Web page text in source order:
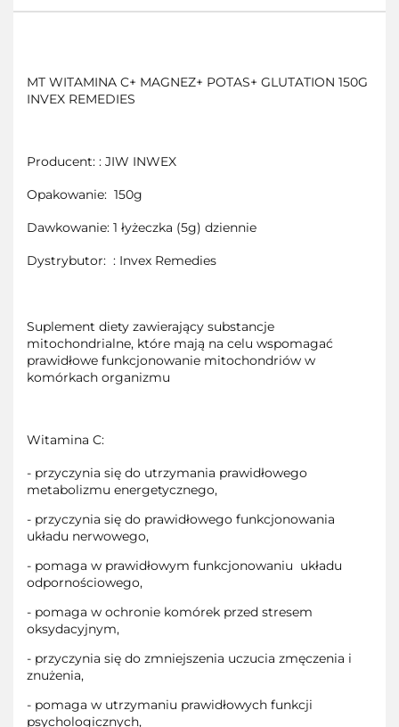
MT WITAMINA C+ MAGNEZ+ POTAS+ GLUTATION 150G
INVEX REMEDIES
Producent: : JIW INWEX
Opakowanie: 150g
Dawkowanie: 1 łyżeczka (5g) dziennie
Dystrybutor: : Invex Remedies
Suplement diety zawierający substancje
mitochondrialne, które mają na celu wspomagać
prawidłowe funkcjonowanie mitochondriów w
komórkach organizmu
Witamina C:
- przyczynia się do utrzymania prawidłowego
metabolizmu energetycznego,
- przyczynia się do prawidłowego funkcjonowania
układu nerwowego,
- pomaga w prawidłowym funkcjonowaniu układu
odpornościowego,
- pomaga w ochronie komórek przed stresem
oksydacyjnym,
- przyczynia się do zmniejszenia uczucia zmęczenia i
znużenia,
- pomaga w utrzymaniu prawidłowych funkcji
psychologicznych,